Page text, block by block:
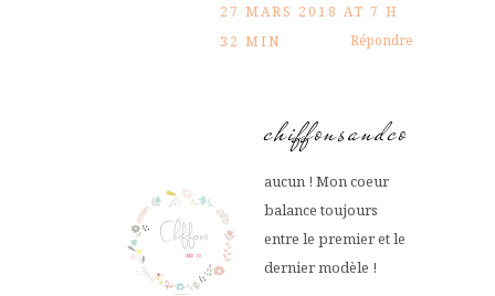
27 MARS 2018 AT 7 H
32 MIN
Répondre
chiffonsandco
aucun ! Mon coeur
balance toujours
entre le premier et le
dernier modèle !